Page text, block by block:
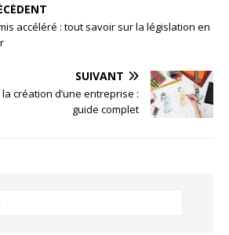
accéléré : tout savoir sur la législation en
SUIVANT
création d’une entreprise :
guide complet